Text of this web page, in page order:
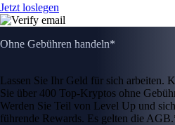
Jetzt loslegen
Ohne Gebühren handeln*
Lassen Sie Ihr Geld für sich arbeiten.
Sie über 400 Top-Kryptos ohne
Werden Sie Teil von Level Up und
führende Rewards. Es gelten die